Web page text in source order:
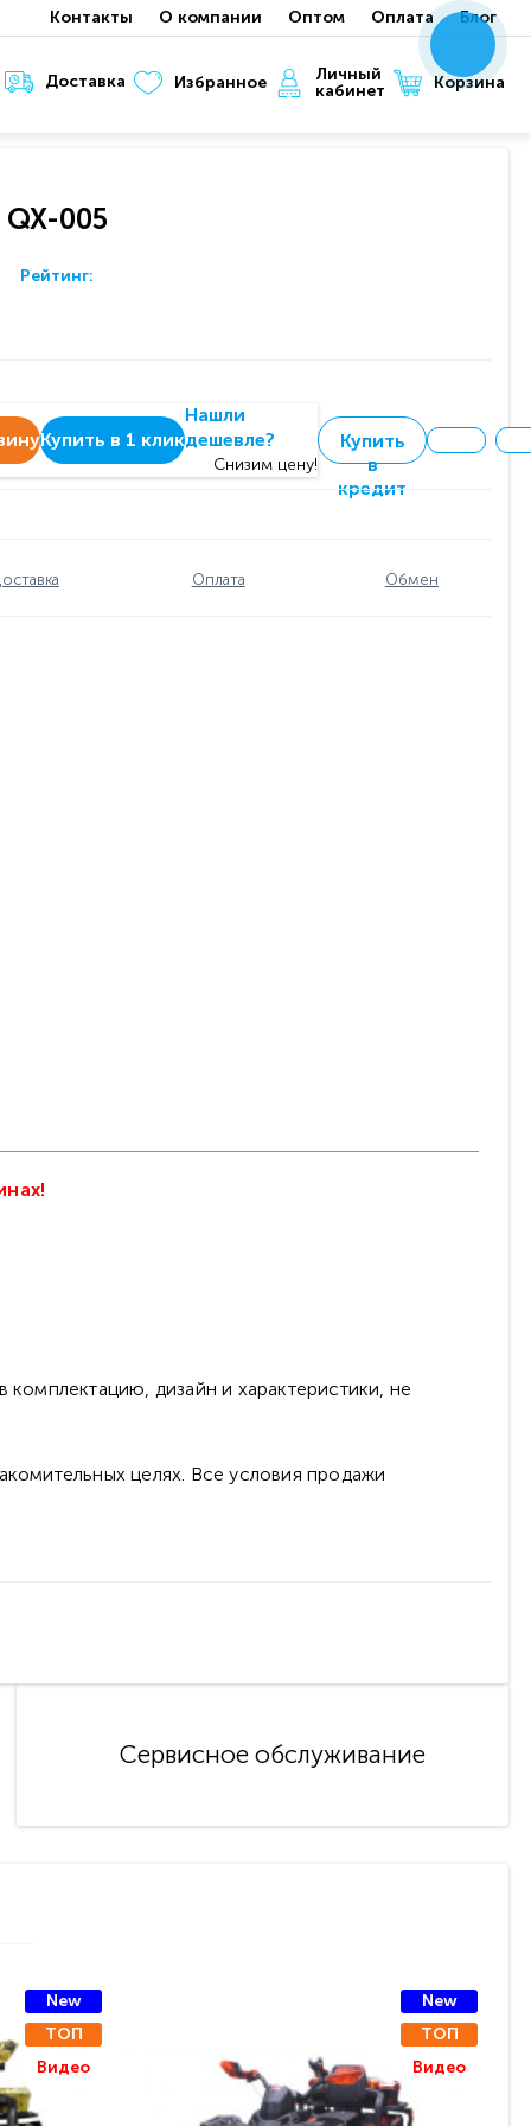
Контакты О компании Оптом Оплата Блог
Доставка Избранное
Личный
кабинет
Корзина
005
Рейтинг:
Купить в 1 клик
Нашли
дешевле?
Снизим цену!
Купить
в
кредит
Оплата Обмен
дизайн и характеристики, не
целях. Все условия продажи
Сервисное обслуживание
New
ТОП
Видео
New
ТОП
Видео
xxx